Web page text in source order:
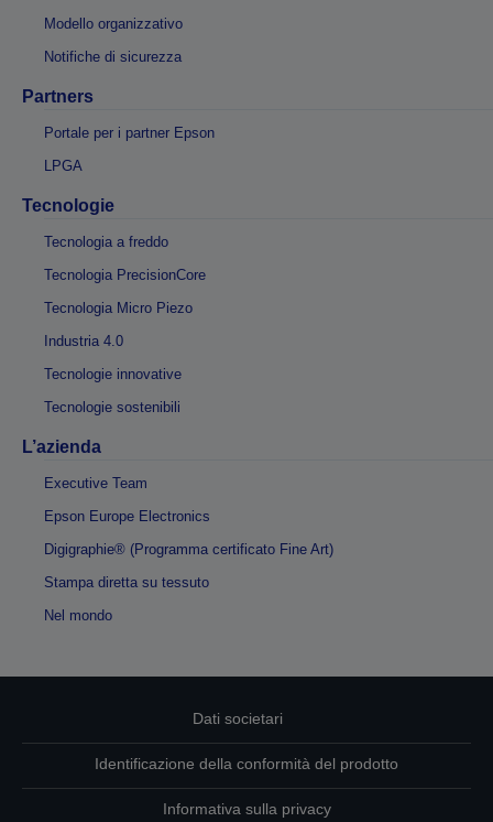
Modello organizzativo
Notifiche di sicurezza
Partners
Portale per i partner Epson
LPGA
Tecnologie
Tecnologia a freddo
Tecnologia PrecisionCore
Tecnologia Micro Piezo
Industria 4.0
Tecnologie innovative
Tecnologie sostenibili
L’azienda
Executive Team
Epson Europe Electronics
Digigraphie® (Programma certificato Fine Art)
Stampa diretta su tessuto
Nel mondo
Dati societari
Identificazione della conformità del prodotto
Informativa sulla privacy